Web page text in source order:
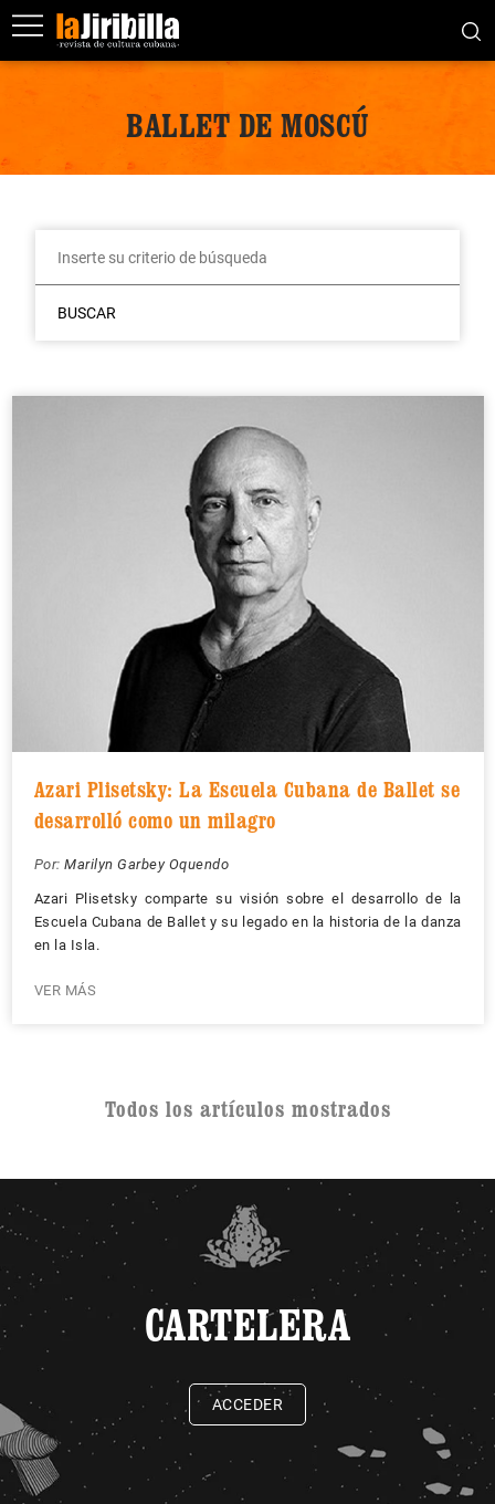
BALLET DE MOSCÚ
BUSCAR
Azari Plisetsky: La Escuela Cubana de Ballet se
desarrolló como un milagro
Por: Marilyn Garbey Oquendo
Azari Plisetsky comparte su visión sobre el desarrollo de la
Escuela Cubana de Ballet y su legado en la historia de la danza
en la Isla.
VER MÁS
Todos los artículos mostrados
CARTELERA
ACCEDER